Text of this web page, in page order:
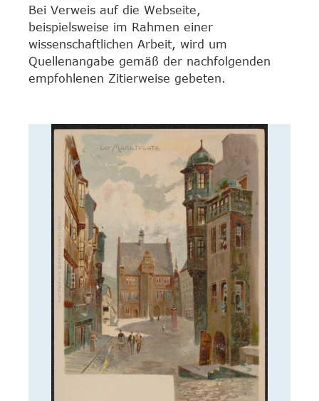
Bei Verweis auf die Webseite,
beispielsweise im Rahmen einer
wissenschaftlichen Arbeit, wird um
Quellenangabe gemäß der nachfolgenden
empfohlenen Zitierweise gebeten.